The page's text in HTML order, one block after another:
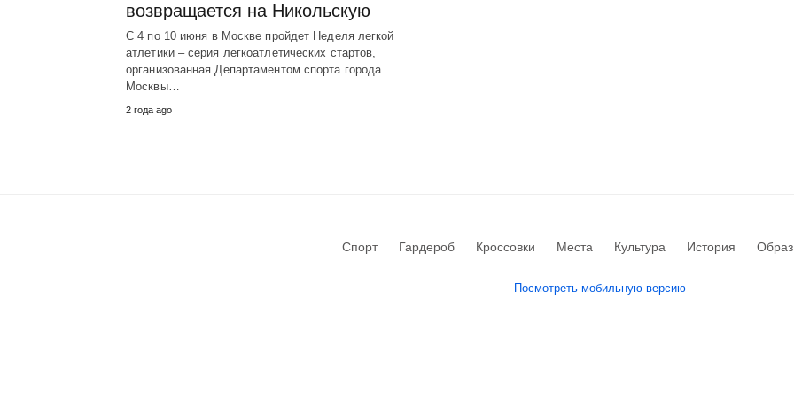
возвращается на Никольскую
С 4 по 10 июня в Москве пройдет Неделя легкой
атлетики – серия легкоатлетических стартов,
организованная Департаментом спорта города
Москвы…
2 года ago
Спорт Гардероб Кроссовки Места Культура История
Посмотреть мобильную версию